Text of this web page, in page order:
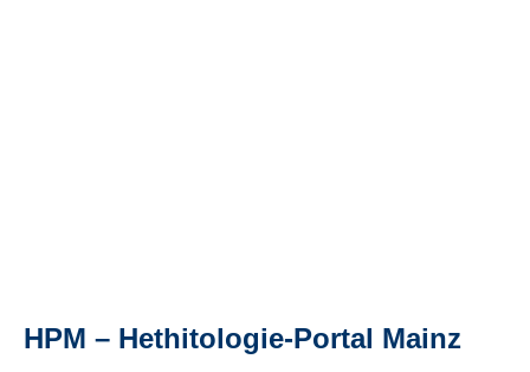
HPM – Hethitologie-Portal Mainz